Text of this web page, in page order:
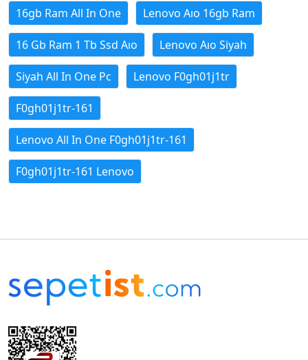
16gb Ram All In One Lenovo Aıo 16gb Ram
16 Gb Ram 1 Tb Ssd Aıo Lenovo Aıo Siyah
Siyah All In One Pc Lenovo F0gh01j1tr
F0gh01j1tr-161
Lenovo All In One F0gh01j1tr-161
F0gh01j1tr-161 Lenovo